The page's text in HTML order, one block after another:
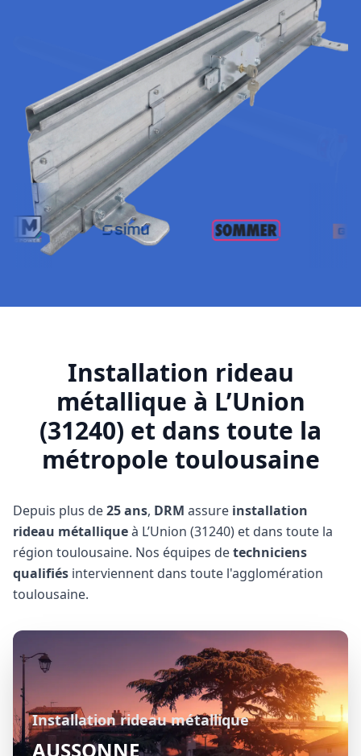
Installation rideau
métallique à L’Union
(31240) et dans toute la
métropole toulousaine
Depuis plus de25 ans, DRM assure installation
rideau métalliqueà L’Union (31240) et dans toute la
région toulousaine. Nos équipes detechniciens
qualifiés interviennent dans toute l'agglomération
toulousaine.
Installation rideau métallique
AUSSONNE